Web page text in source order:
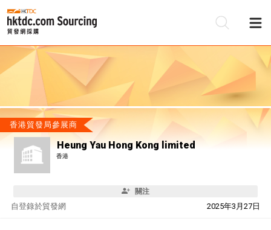
香港貿發局參展商
Heung Yau Hong Kong limited
香港
關注
自 2025年3月27日
登錄於貿發網